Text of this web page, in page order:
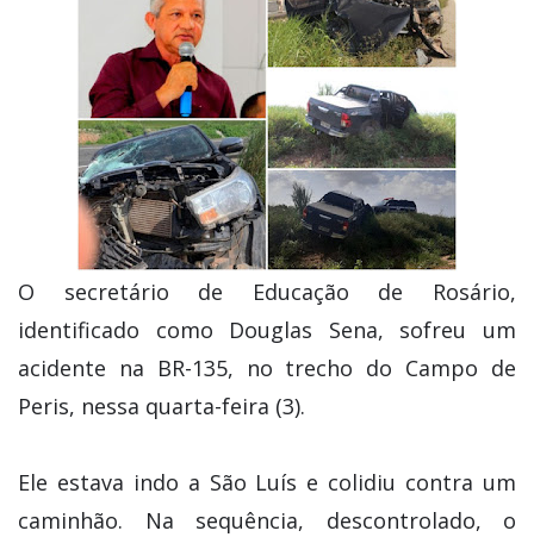
O secretário de Educação de Rosário,
identificado como Douglas Sena, sofreu um
acidente na BR-135, no trecho do Campo de
Peris, nessa quarta-feira (3).
Ele estava indo a São Luís e colidiu contra um
caminhão. Na sequência, descontrolado, o